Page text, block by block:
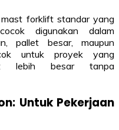
forklift standar yang
digunakan dalam
pallet besar, maupun
untuk proyek yang
lebih besar tanpa
Untuk Pekerjaan